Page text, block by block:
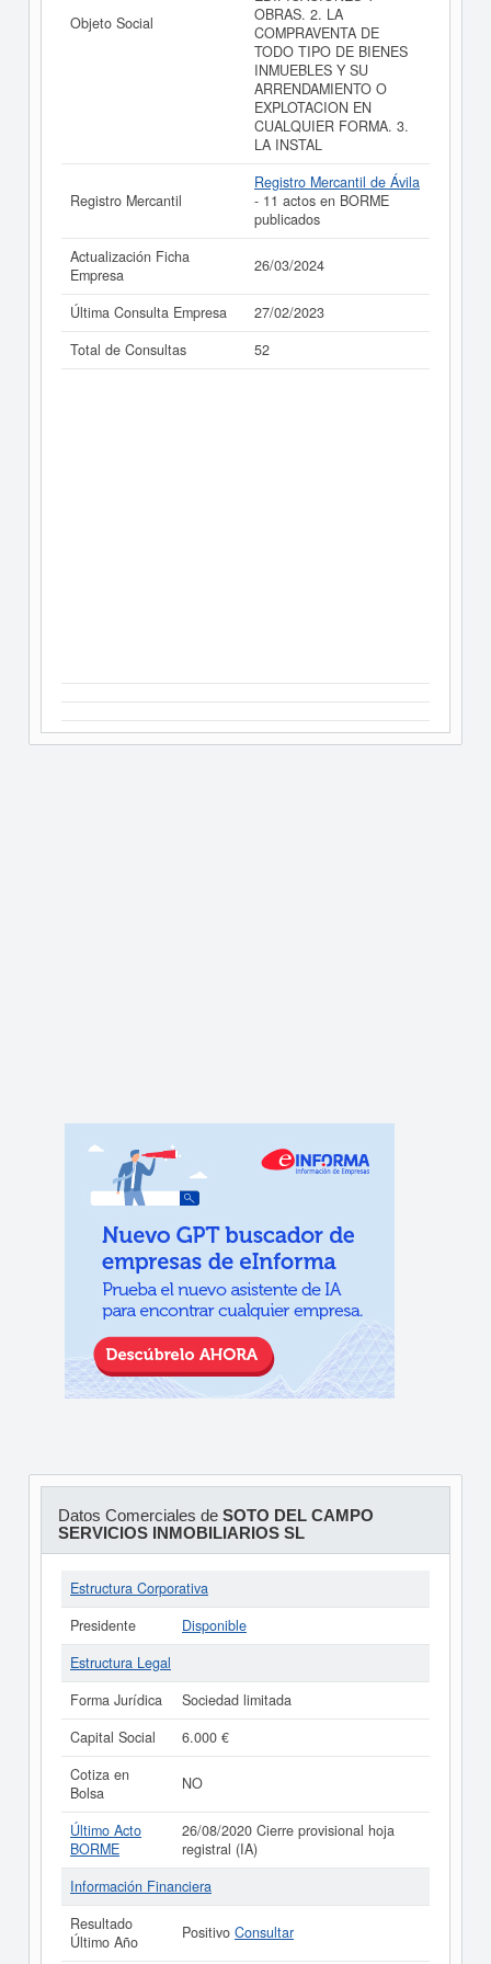
Objeto Social
OBRAS. 2. LA
COMPRAVENTA DE
TODO TIPO DE BIENES
INMUEBLES Y SU
ARRENDAMIENTO O
EXPLOTACION EN
CUALQUIER FORMA. 3.
LA INSTAL
Registro Mercantil
Registro Mercantil de Ávila
- 11 actos en BORME
publicados
Actualización Ficha
Empresa
26/03/2024
Última Consulta Empresa
27/02/2023
Total de Consultas
52
Datos Comerciales de SOTO DEL CAMPO
SERVICIOS INMOBILIARIOS SL
Estructura Corporativa
Presidente
Disponible
Estructura Legal
Forma Jurídica
Sociedad limitada
Capital Social
6.000 €
Cotiza en
Bolsa
NO
Último Acto
BORME
26/08/2020 Cierre provisional hoja
registral (IA)
Información Financiera
Resultado
Último Año
Positivo Consultar